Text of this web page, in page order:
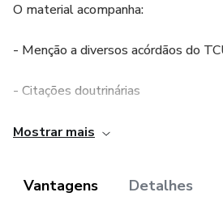
O material acompanha:
- Menção a diversos acórdãos do
- Citações doutrinárias
- Quadros esquematizados
Mostrar mais
Vantagens Detalhes